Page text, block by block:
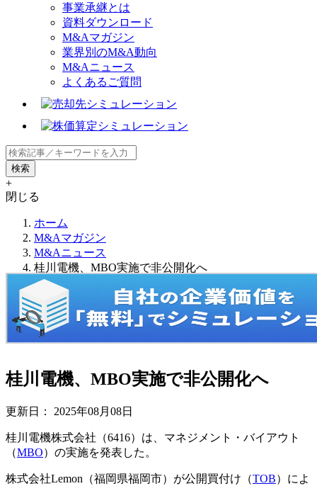
事業承継とは
資料ダウンロード
M&Aマガジン
業界別のM&A動向
M&Aニュース
よくあるご質問
+
閉じる
ホーム
M&Aマガジン
M&Aニュース
桂川電機、MBO実施で非公開化へ
桂川電機、MBO実施で非公開化へ
更新日： 2025年08月08日
桂川電機株式会社（6416）は、マネジメント・バイアウト
（MBO）の実施を発表した。
株式会社Lemon（福岡県福岡市）が公開買付け（TOB）によ